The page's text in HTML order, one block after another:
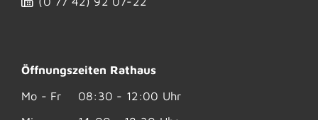
Öffnungszeiten Rathaus
Mo - Fr
08:30 - 12:00 Uhr